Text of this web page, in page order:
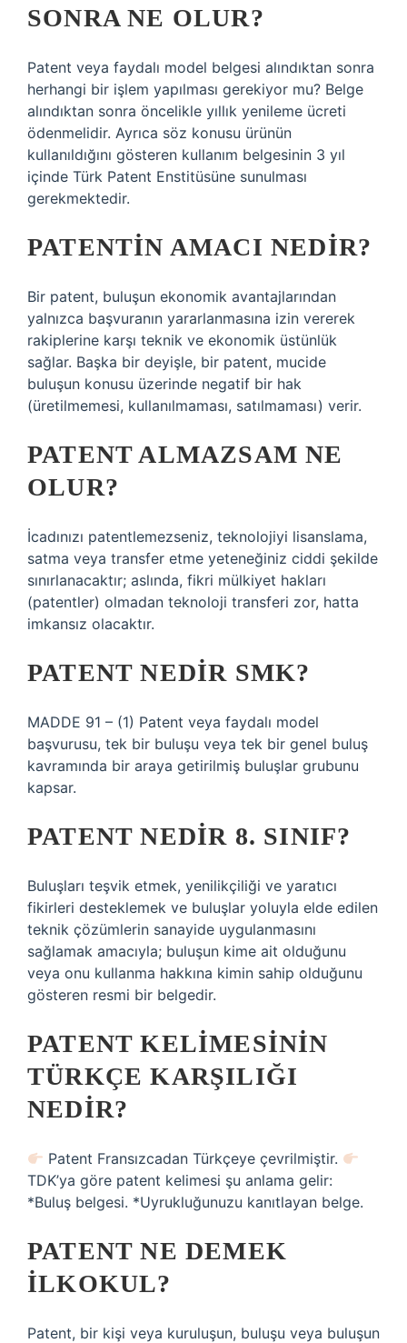
SONRA NE OLUR?
Patent veya faydalı model belgesi alındıktan sonra
herhangi bir işlem yapılması gerekiyor mu? Belge
alındıktan sonra öncelikle yıllık yenileme ücreti
ödenmelidir. Ayrıca söz konusu ürünün
kullanıldığını gösteren kullanım belgesinin 3 yıl
içinde Türk Patent Enstitüsüne sunulması
gerekmektedir.
PATENTIN AMACI NEDIR?
Bir patent, buluşun ekonomik avantajlarından
yalnızca başvuranın yararlanmasına izin vererek
rakiplerine karşı teknik ve ekonomik üstünlük
sağlar. Başka bir deyişle, bir patent, mucide
buluşun konusu üzerinde negatif bir hak
(üretilmemesi, kullanılmaması, satılmaması) verir.
PATENT ALMAZSAM NE
OLUR?
İcadınızı patentlemezseniz, teknolojiyi lisanslama,
satma veya transfer etme yeteneğiniz ciddi şekilde
sınırlanacaktır; aslında, fikri mülkiyet hakları
(patentler) olmadan teknoloji transferi zor, hatta
imkansız olacaktır.
PATENT NEDIR SMK?
MADDE 91 – (1) Patent veya faydalı model
başvurusu, tek bir buluşu veya tek bir genel buluş
kavramında bir araya getirilmiş buluşlar grubunu
kapsar.
PATENT NEDIR 8. SINIF?
Buluşları teşvik etmek, yenilikçiliği ve yaratıcı
fikirleri desteklemek ve buluşlar yoluyla elde edilen
teknik çözümlerin sanayide uygulanmasını
sağlamak amacıyla; buluşun kime ait olduğunu
veya onu kullanma hakkına kimin sahip olduğunu
gösteren resmi bir belgedir.
PATENT KELIMESININ
TÜRKÇE KARŞILIĞI
NEDIR?
Patent Fransızcadan Türkçeye çevrilmiştir.
TDK’ya göre patent kelimesi şu anlama gelir:
*Buluş belgesi. *Uyrukluğunuzu kanıtlayan belge.
PATENT NE DEMEK
ILKOKUL?
Patent, bir kişi veya kuruluşun, buluşu veya buluşun